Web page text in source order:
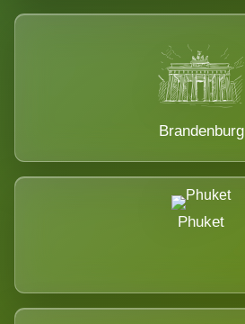
Brandenburg
Phuket